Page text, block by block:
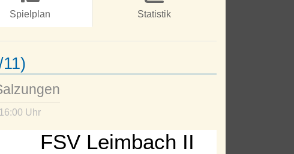
Spielplan Statistik
16:00 Uhr
FSV Leimbach II